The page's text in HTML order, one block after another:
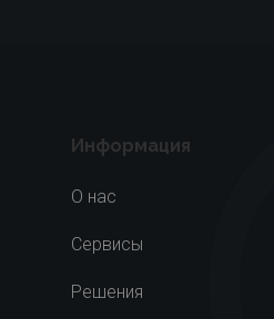
Информация
О нас
Сервисы
Решения